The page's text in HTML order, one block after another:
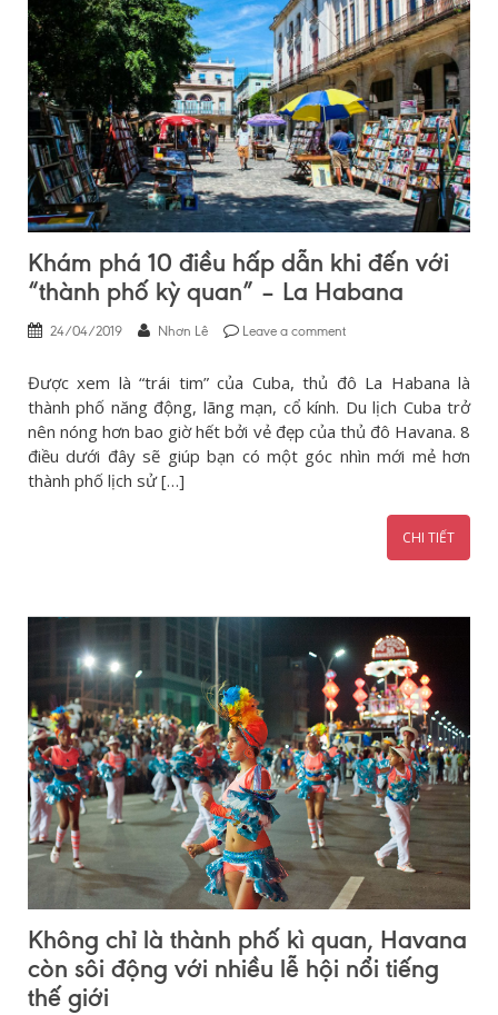
Khám phá 10 điều hấp dẫn khi đến với
“thành phố kỳ quan” – La Habana
24/04/2019 Nhơn Lê Leave a comment
Được xem là “trái tim” của Cuba, thủ đô La Habana là
thành phố năng động, lãng mạn, cổ kính. Du lịch Cuba trở
nên nóng hơn bao giờ hết bởi vẻ đẹp của thủ đô Havana. 8
điều dưới đây sẽ giúp bạn có một góc nhìn mới mẻ hơn
thành phố lịch sử […]
CHI TIẾT
Không chỉ là thành phố kì quan, Havana
còn sôi động với nhiều lễ hội nổi tiếng
thế giới